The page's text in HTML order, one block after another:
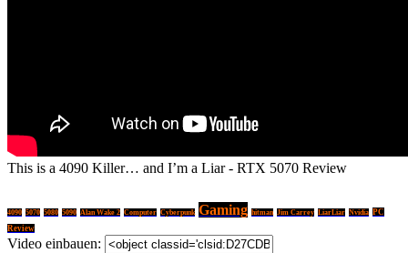
This is a 4090 Killer… and I’m a Liar - RTX 5070 Review
4090 5070 5080 5090 Alan Wake 2 Computer Cyberpunk Gaming hitman Jim Carrey LiarLiar Nvidia PC
Review
Video einbauen: